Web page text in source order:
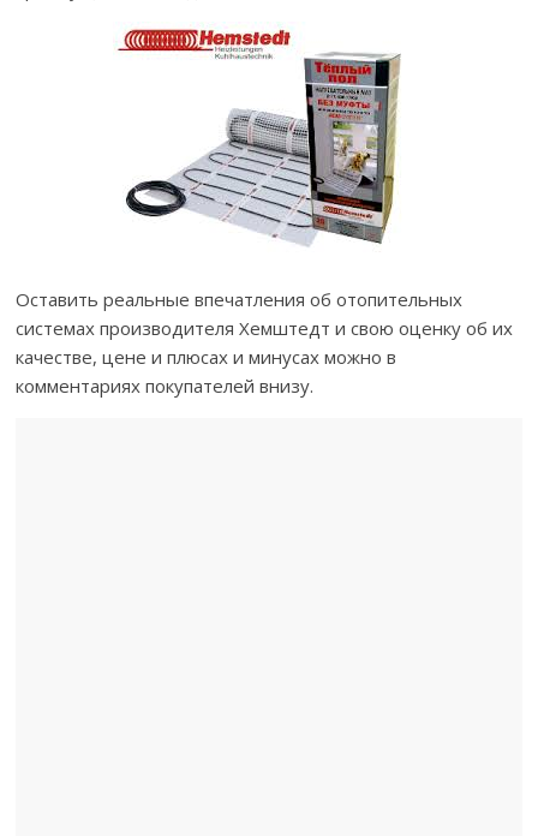
Оставить реальные впечатления об отопительных
системах производителя Хемштедт и свою оценку об их
качестве, цене и плюсах и минусах можно в
комментариях покупателей внизу.